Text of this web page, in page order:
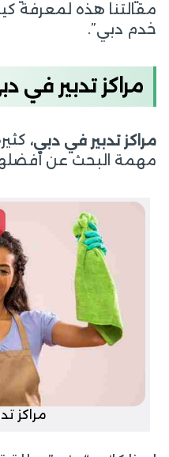
مقالتنا هذه لمعرفة
خدم دبي”.
مراكز تدبير في
مراكز تدبير في دبي،
مهمة البحث عن
مراكز